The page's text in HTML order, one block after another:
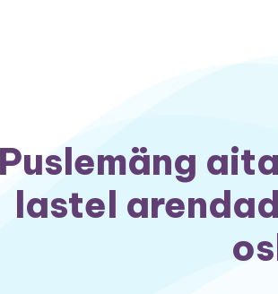
Puslemäng
lastel